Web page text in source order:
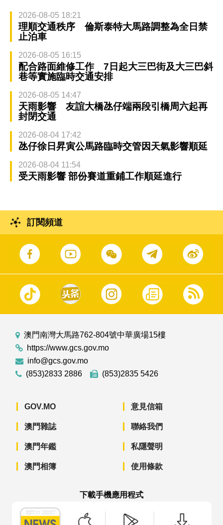
2026-08-05 18:21
理順交通秩序 倫斯泰特大馬路調整為全日禁
止泊車
2026-08-05 16:15
配合路面維修工作 7日起大三巴街及大三巴斜
巷等實施臨時交通安排
2026-08-05 14:47
天雨影響 友誼大橋氹仔端兩段引橋周六起再
封閉交通
2026-08-04 17:42
氹仔徐日昇寅公馬路臨時交管因天氣影響順延
2026-08-04 11:54
受天雨影響 部份賽道重鋪工作順延進行
訂閱頻道
澳門南灣大馬路762-804號中華廣場15樓
https://www.gcs.gov.mo
info@gcs.gov.mo
(853)2833 2886
(853)2835 5426
GOV.MO
澳門雜誌
澳門年鑑
澳門相簿
意見信箱
聯絡我們
私隱聲明
使用條款
下載手機應用程式